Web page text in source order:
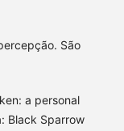
São
a personal
Black Sparrow